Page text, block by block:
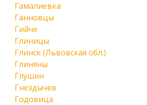
Гамалиевка
Ганновцы
Гийче
Глиницы
Глинск (Львовская обл.)
Глиняны
Глушин
Гнездычев
Годовица